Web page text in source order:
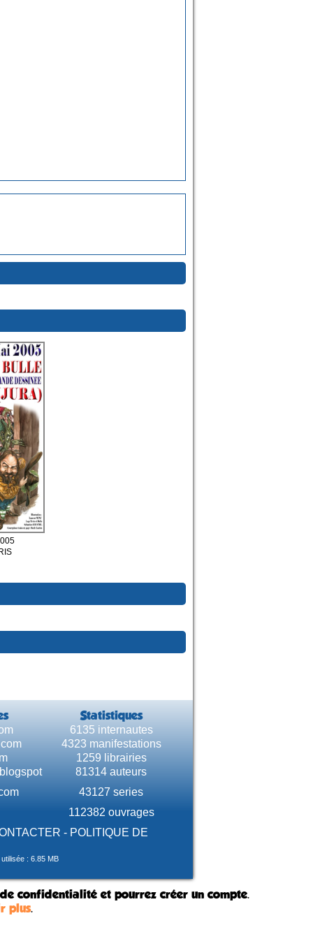
Statistiques
6135 internautes
4323 manifestations
1259 librairies
81314 auteurs
43127 series
112382 ouvrages
- POLITIQUE DE
: 6.85 MB
confidentialité et pourrez créer un compte.
plus.